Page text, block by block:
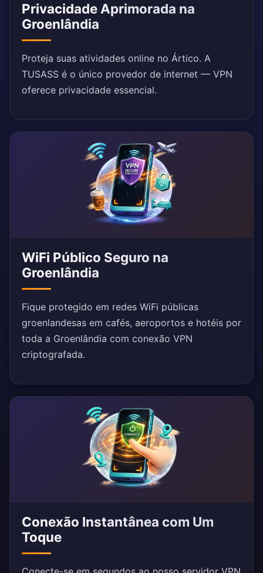
Privacidade Aprimorada na
Groenlândia
Proteja suas atividades online no Ártico. A
TUSASS é o único provedor de internet — VPN
oferece privacidade essencial.
WiFi Público Seguro na
Groenlândia
Fique protegido em redes WiFi públicas
groenlandesas em cafés, aeroportos e hotéis por
toda a Groenlândia com conexão VPN
criptografada.
Conexão Instantânea com Um
Toque